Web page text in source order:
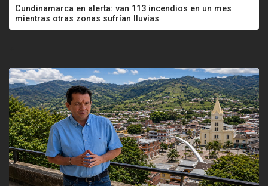
Cundinamarca en alerta: van 113 incendios en un mes
mientras otras zonas sufrían lluvias